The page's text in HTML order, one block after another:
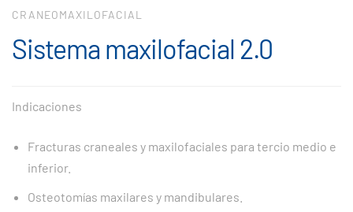
CRANEOMAXILOFACIAL
Sistema maxilofacial 2.0
Indicaciones
Fracturas craneales y maxilofaciales para tercio medio e
inferior.
Osteotomías maxilares y mandibulares.